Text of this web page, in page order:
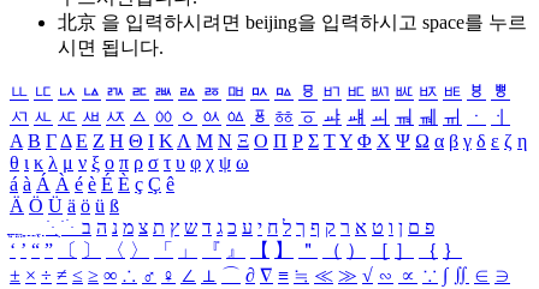
北京 을 입력하시려면 beijing을 입력하시고 space를 누르
시면 됩니다.
ㅥ ㅦ ㅧ ㅨ ㅩ ㅪ ㅫ ㅬ ㅭ ㅮ ㅯ ㅰ ㅱ ㅲ ㅳ ㅴ ㅵ ㅶ ㅷ ㅸ
ㅹ
ㅺ ㅻ ㅼ ㅽ ㅾ ㅿ ㆀ ㆁ ㆂ ㆃ ㆄ ㆅ ㆆ ㆇ ㆈ ㆉ ㆊ ㆋ ㆌ ㆍ
ㆎ
Α Β ΓΔ Ε Ζ Η Θ Ι ΚΛ Μ Ν Ξ Ο Π Ρ Σ ΤΥ Φ Χ Ψ Ω α β γ δ ε ζ η
θ ι κ λ μ ν ξ ο π ρ σ τ υ φ χ ψ ω
á à Á À é è É È ç Ç ê
Ä Ö Ü ä ö ü ß
ִֶֹ ֻּ ׁׂ פ ם ן ו ט א ר ק ף ך ל ח י ע כ ג ד ש ץ ת צ מ נ ה ב
‘ ’ “ ” 〔 〕 〈 〉 「 」 『 』 【 】 ＂ （ ） ［ ］ ｛ ｝
± × ÷ ≠ ≤ ≥ ∞ ∴ ♂ ♀ ∠ ⊥ ⌒ ∂ ∇ ≡ ≒ ≪ ≫ √ ∽ ∝ ∵ ∫ ∬ ∈ ∋